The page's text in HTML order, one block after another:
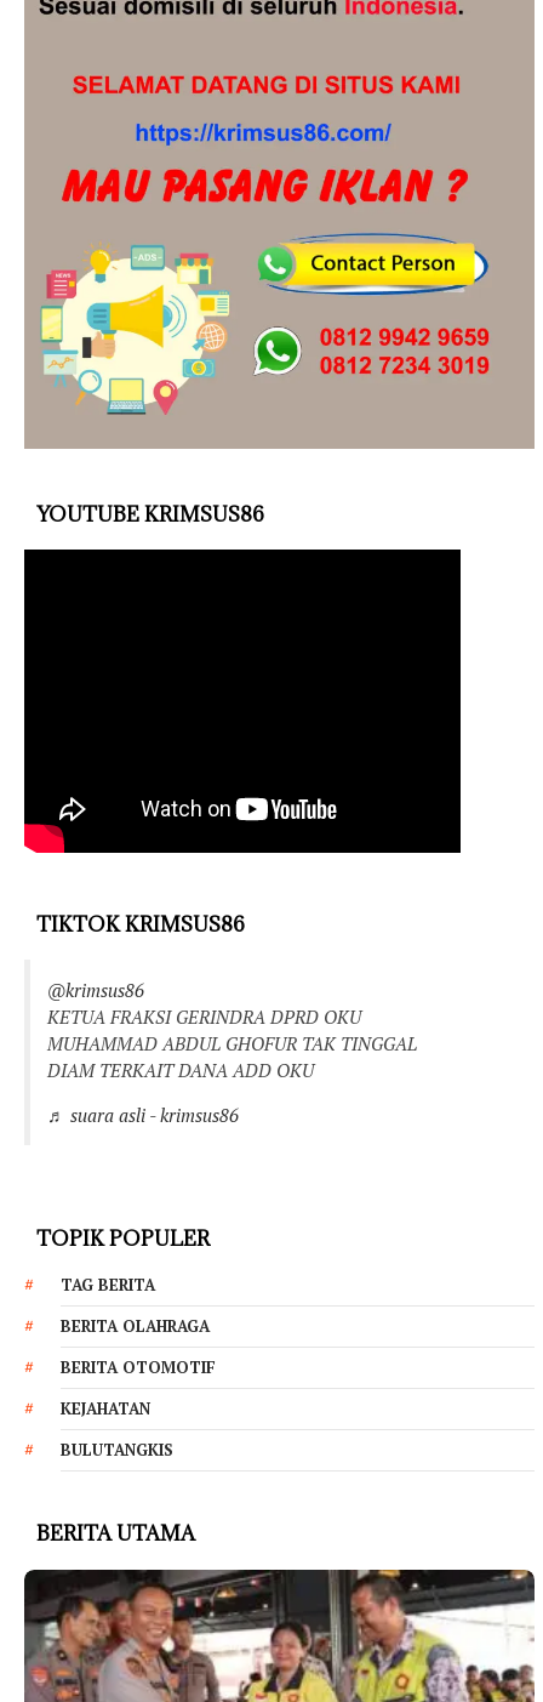
YOUTUBE KRIMSUS86
TIKTOK KRIMSUS86
@krimsus86
KETUA FRAKSI GERINDRA DPRD OKU
MUHAMMAD ABDUL GHOFUR TAK TINGGAL
DIAM TERKAIT DANA ADD OKU
♬ suara asli - krimsus86
TOPIK POPULER
TAG BERITA
BERITA OLAHRAGA
BERITA OTOMOTIF
KEJAHATAN
BULUTANGKIS
BERITA UTAMA